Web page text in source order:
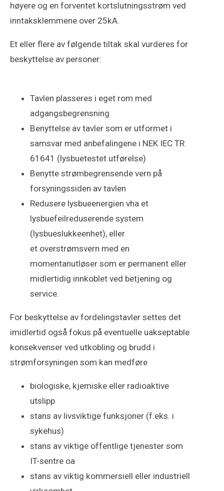
høyere og en forventet kortslutningsstrøm ved
inntaksklemmene over 25kA.
Et eller flere av følgende tiltak skal vurderes for
beskyttelse av personer:
Tavlen plasseres i eget rom med
adgangsbegrensning
Benyttelse av tavler som er utformet i
samsvar med anbefalingene i NEK IEC TR
61641 (lysbuetestet utførelse)
Benytte strømbegrensende vern på
forsyningssiden av tavlen
Redusere lysbueenergien vha et
lysbuefeilreduserende system
(lysbueslukkeenhet), eller
et overstrømsvern med en
momentanutløser som er permanent eller
midlertidig innkoblet ved betjening og
service.
For beskyttelse av fordelingstavler settes det
imidlertid også fokus på eventuelle uakseptable
konsekvenser ved utkobling og brudd i
strømforsyningen som kan medføre
biologiske, kjemiske eller radioaktive
utslipp
stans av livsviktige funksjoner (f.eks. i
sykehus)
stans av viktige offentlige tjenester som
IT-sentre oa
stans av viktig kommersiell eller industriell